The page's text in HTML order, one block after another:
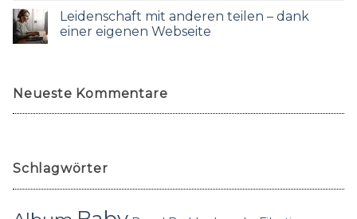
Leidenschaft mit anderen teilen – dank
einer eigenen Webseite
Neueste Kommentare
Schlagwörter